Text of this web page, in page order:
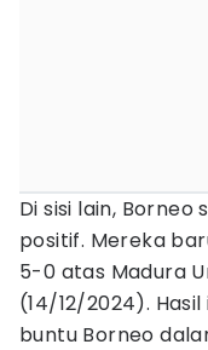
Di sisi lain,
positif. Mereka
5-0 atas Madura
(14/12/2024).
buntu Borneo